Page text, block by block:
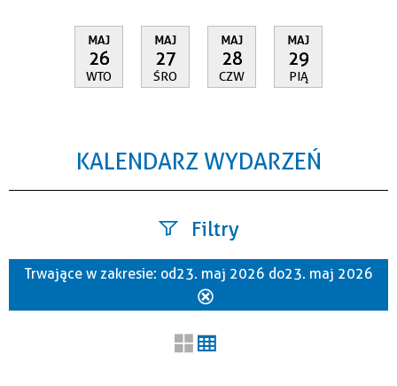
MAJ
26
WTO
MAJ
27
ŚRO
MAJ
28
CZW
MAJ
29
PIĄ
KALENDARZ WYDARZEŃ
Filtry
Szukana fraza
Trwające w zakresie: od 23. maj 2026 do 23. maj 2026
filtr